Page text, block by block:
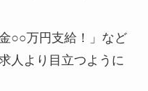
○○万円支給！」など
人より目立つように